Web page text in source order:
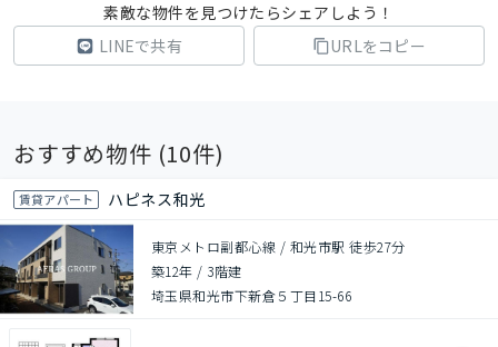
素敵な物件を見つけたらシェアしよう！
LINEで共有
URLをコピー
おすすめ物件 (10件)
賃貸アパート ハピネス和光
東京メトロ副都心線 / 和光市駅 徒歩27分
築12年 / 3階建
埼玉県和光市下新倉５丁目15-66